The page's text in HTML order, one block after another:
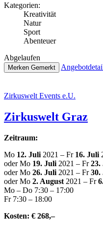
Kate­go­rien:
Krea­ti­vi­tät
Natur
Sport
Abenteuer
Abge­lau­fen
Merken Gemerkt
Zir­kus­welt Events e.U.
Zir­kus­welt Graz
Zeitraum:
Mo 12. Juli 2021 – Fr 16. Juli
oder Mo 19. Juli 2021 – Fr23.
oder Mo 26. Juli 2021 – Fr30.
oder Mo 2. August 2021 – Fr
Mo – Do 7:30 – 17:00
Fr 7:30 – 18:00
Kosten: € 268,–